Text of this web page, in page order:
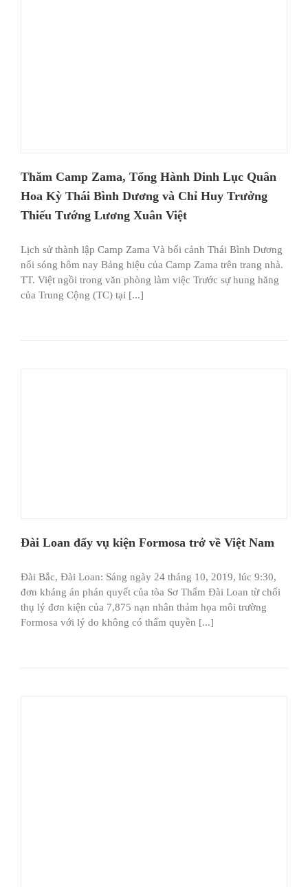
Thăm Camp Zama, Tổng Hành Dinh Lục Quân
Hoa Kỳ Thái Bình Dương và Chỉ Huy Trưởng
Thiếu Tướng Lương Xuân Việt
Lịch sử thành lập Camp Zama Và bối cảnh Thái Bình Dương
nổi sóng hôm nay Bảng hiệu của Camp Zama trên trang nhà.
TT. Việt ngồi trong văn phòng làm việc Trước sự hung hăng
của Trung Cộng (TC) tại [...]
Đài Loan đẩy vụ kiện Formosa trở về Việt Nam
Đài Bắc, Đài Loan: Sáng ngày 24 tháng 10, 2019, lúc 9:30,
đơn kháng án phán quyết của tòa Sơ Thẩm Đài Loan từ chối
thụ lý đơn kiện của 7,875 nạn nhân thảm họa môi trường
Formosa với lý do không có thẩm quyền [...]